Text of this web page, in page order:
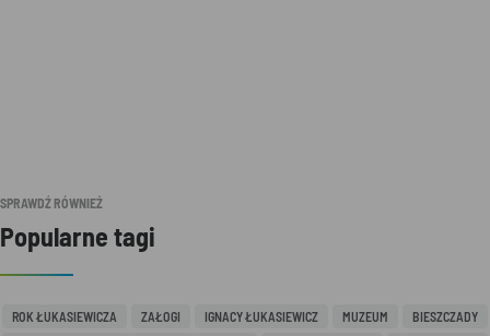
SPRAWDŹ RÓWNIEŻ
Popularne tagi
ROK ŁUKASIEWICZA ZAŁOGI IGNACY ŁUKASIEWICZ MUZEUM
BIESZCZADY